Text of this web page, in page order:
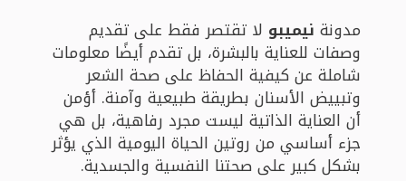
مدونة نيميبو لا تقتصر فقط على تقديم
وصفات للعناية بالبشرة، بل تقدم أيضًا معلومات
شاملة عن كيفية الحفاظ على صحة الشعر
وتبييض الأسنان بطريقة طبيعية وآمنة. أؤمن
أن العناية الذاتية ليست مجرد رفاهية، بل هي
جزء أساسي من روتين الحياة اليومية الذي يؤثر
بشكل كبير على صحتنا النفسية والجسدية.